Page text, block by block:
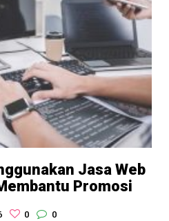
Jasa Web
Promosi
0 0